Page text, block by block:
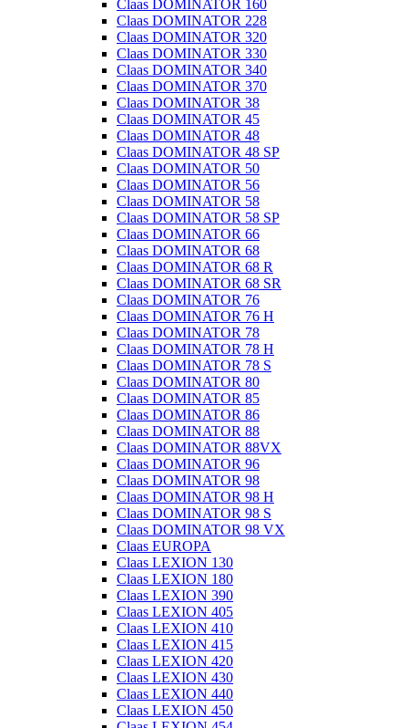
Claas DOMINATOR 160
Claas DOMINATOR 228
Claas DOMINATOR 320
Claas DOMINATOR 330
Claas DOMINATOR 340
Claas DOMINATOR 370
Claas DOMINATOR 38
Claas DOMINATOR 45
Claas DOMINATOR 48
Claas DOMINATOR 48 SP
Claas DOMINATOR 50
Claas DOMINATOR 56
Claas DOMINATOR 58
Claas DOMINATOR 58 SP
Claas DOMINATOR 66
Claas DOMINATOR 68
Claas DOMINATOR 68 R
Claas DOMINATOR 68 SR
Claas DOMINATOR 76
Claas DOMINATOR 76 H
Claas DOMINATOR 78
Claas DOMINATOR 78 H
Claas DOMINATOR 78 S
Claas DOMINATOR 80
Claas DOMINATOR 85
Claas DOMINATOR 86
Claas DOMINATOR 88
Claas DOMINATOR 88VX
Claas DOMINATOR 96
Claas DOMINATOR 98
Claas DOMINATOR 98 H
Claas DOMINATOR 98 S
Claas DOMINATOR 98 VX
Claas EUROPA
Claas LEXION 130
Claas LEXION 180
Claas LEXION 390
Claas LEXION 405
Claas LEXION 410
Claas LEXION 415
Claas LEXION 420
Claas LEXION 430
Claas LEXION 440
Claas LEXION 450